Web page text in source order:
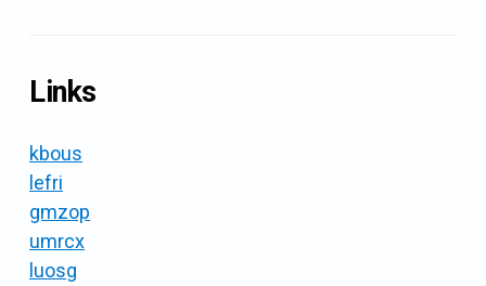
Links
kbous
lefri
gmzop
umrcx
luosg